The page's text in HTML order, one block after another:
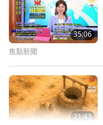
35:06
焦點新聞
21:43